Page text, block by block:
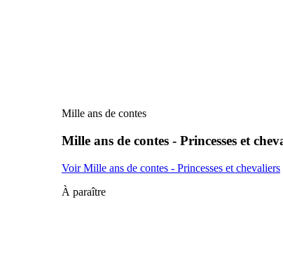
Mille ans de contes
Mille ans de contes - Princesses et
Voir Mille ans de contes - Princesses et chevaliers
À paraître